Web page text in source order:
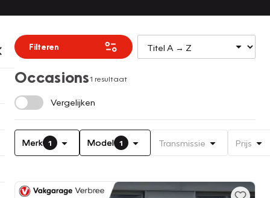
Filteren
Occasions1 resultaat
Vergelijken
Merk 1 Model 1 Transmissie Prijs